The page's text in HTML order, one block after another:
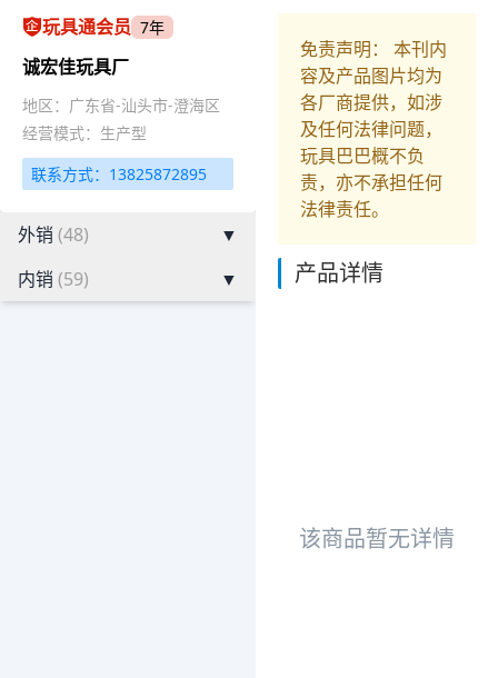
玩具通会员 7年
诚宏佳玩具厂
地区：广东省-汕头市-澄海区
经营模式：生产型
联系方式：13825872895
外销 (48)
▼
内销 (59) ▼
免责声明： 本刊内
容及产品图片均为
各厂商提供，如涉
及任何法律问题，
玩具巴巴概不负
责，亦不承担任何
法律责任。
产品详情
该商品暂无详情